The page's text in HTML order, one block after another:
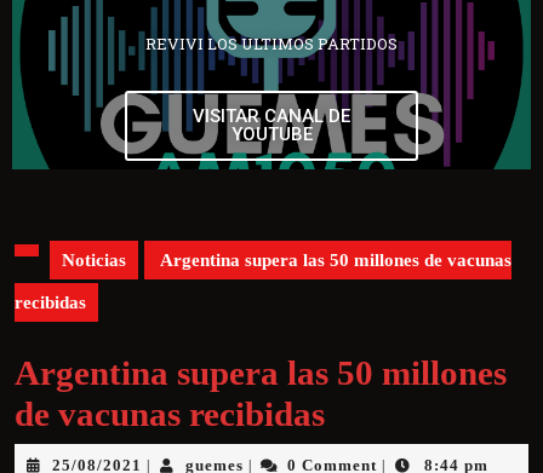
REVIVI LOS ULTIMOS PARTIDOS
VISITAR CANAL DE
YOUTUBE
Noticias Argentina supera las 50 millones de vacunas
recibidas
Argentina supera las 50 millones
de vacunas recibidas
25/08/2021 guemes 0 Comment 8:44 pm